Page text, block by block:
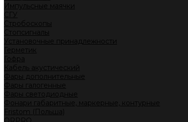
Импульсные маячки
СГУ
Стробоскопы
Стопсигналы
Установочные принадлежности
Герметик
Гофра
Кабель акустический
Фары дополнительные
Фары галогенные
Фары светодиодные
Фонари габаритные, маркерные, контурные
Fristom (Польша)